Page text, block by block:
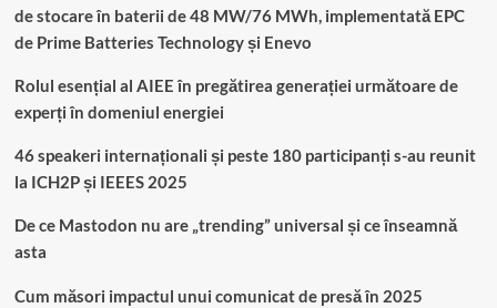
de stocare în baterii de 48 MW/76 MWh, implementată EPC
de Prime Batteries Technology și Enevo
Rolul esențial al AIEE în pregătirea generației următoare de
experți în domeniul energiei
46 speakeri internaționali și peste 180 participanți s-au reunit
la ICH2P și IEEES 2025
De ce Mastodon nu are „trending” universal și ce înseamnă
asta
Cum măsori impactul unui comunicat de presă în 2025